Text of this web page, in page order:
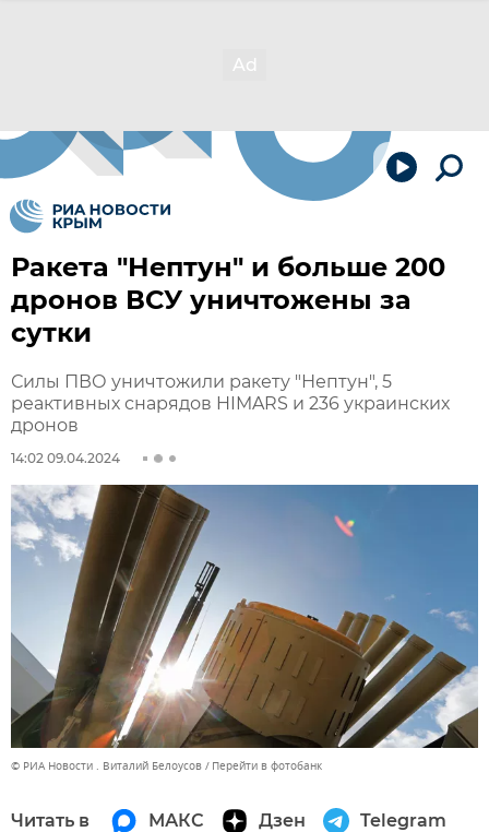
Ракета "Нептун" и больше 200
дронов ВСУ уничтожены за
сутки
Силы ПВО уничтожили ракету "Нептун", 5
реактивных снарядов HIMARS и 236 украинских
дронов
14:02 09.04.2024
© РИА Новости . Виталий Белоусов Перейти в фотобанк
Читать в МАКС Дзен Telegram